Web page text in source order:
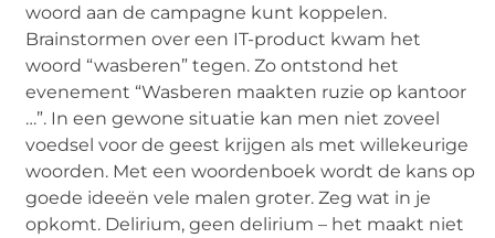
woord aan de campagne kunt koppelen.
Brainstormen over een IT-product kwam het
woord “wasberen” tegen. Zo ontstond het
evenement “Wasberen maakten ruzie op kantoor
…”. In een gewone situatie kan men niet zoveel
voedsel voor de geest krijgen als met willekeurige
woorden. Met een woordenboek wordt de kans op
goede ideeën vele malen groter. Zeg wat in je
opkomt. Delirium, geen delirium – het maakt niet